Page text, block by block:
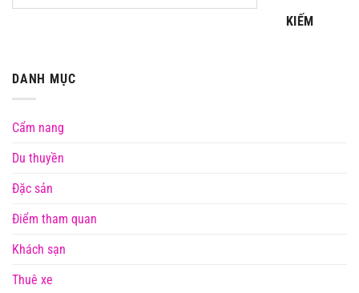
KIẾM
DANH MỤC
Cẩm nang
Du thuyền
Đặc sản
Điểm tham quan
Khách sạn
Thuê xe